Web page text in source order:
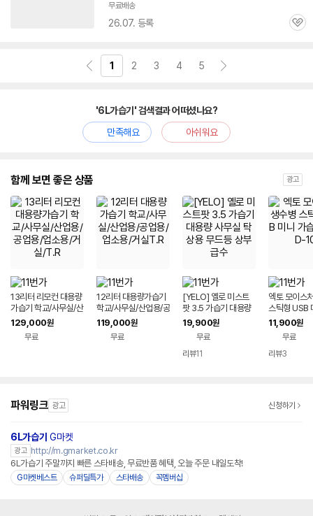
무료배송
26.07. 등록
관
1 2 3 4 5
'6L가습기' 검색결과 어떠셨나요?
만족해요
아쉬워요
함께 보면 좋은 상품 광고
13리터 리모컨 대용량
가습기 학교/사무실/산
업용/공업용/업소용/거
실/T.R
129,000원
무료
12리터 대용량가습기
학교/사무실/산업용/공
업용/업소용/거실T.R
119,000원
무료
[YELO] 옐로 미스트
팟 3.5 가습기 대용량
사무실 탁상용 무드등
상부급수
19,900원
무료
리뷰11
엑토 모이스
스틱형 USB
기 HMD-10
11,900원
무료
리뷰3
파워링크 광고 신청하기
6L가습기 G마켓
광고 http://m.gmarket.co.kr
6L가습기 주말까지 빠른 스타배송, 무료반품 혜택, 오늘 주문 내일도착!
G마켓베스트 슈퍼딜특가 스타배송 꼭멤버십